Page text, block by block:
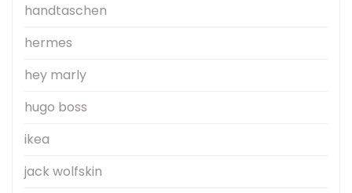
handtaschen
hermes
hey marly
hugo boss
ikea
jack wolfskin